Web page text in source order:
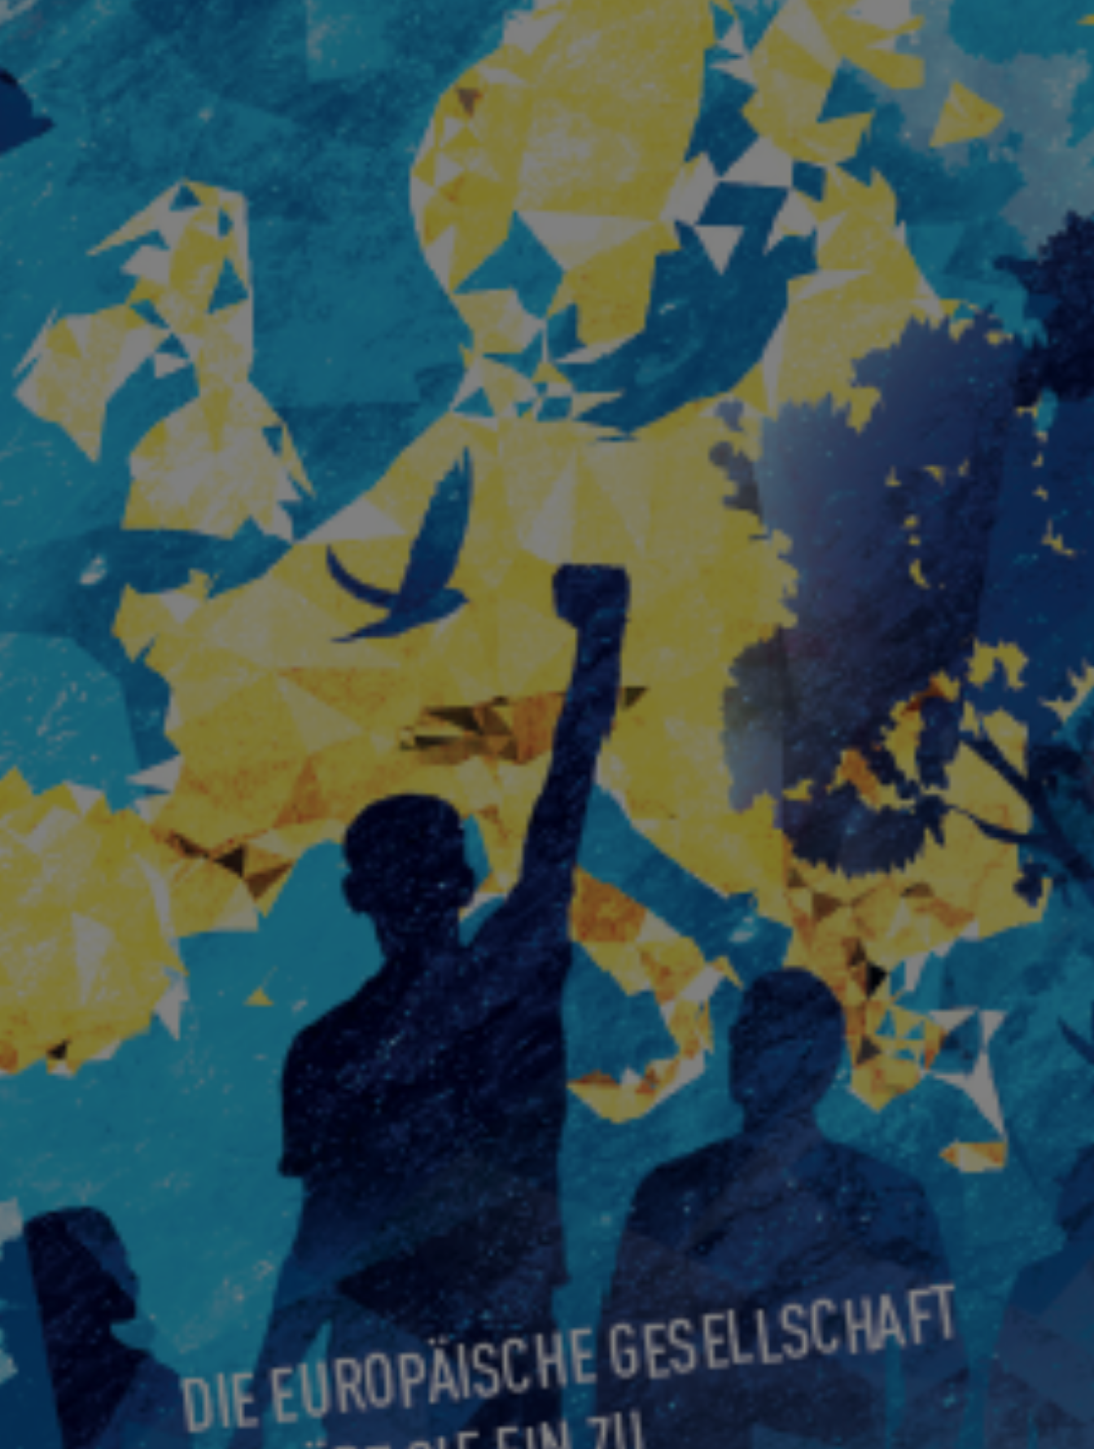
Gulbenkian & Les Laboratoires d’Aubervilliers
l’art (Multitudes, 2014)
Cinéma Queer (Revue
Multitudes n°35, 2008-2009)
Beaufils, Climène Perrin), Presses
Université de Vincennes, 2024
Pour une écologisation des
institutions de l’art. Bifurcations et
répétitions générales. in (dir.) Florian
Gaîté et Aline Caillet, Épistémologie
du contemporain, à paraître
Entretien In (dir.) Simona Dvorak et
Tadeo Kohan, « Actes de langage »,
Maison Populaire, 2024
« Les diasporas textuelles de Babi
Badalov », (dir.) Patrick Boucheron,
Sebastien Gokälp, Marie Poinsot, Une
histoire de l’immigration en 100
objets. Catalogue du parcours
permanent du Musée de l’immigration,
Paris, éditions de La Martinière, 2024
Conférences